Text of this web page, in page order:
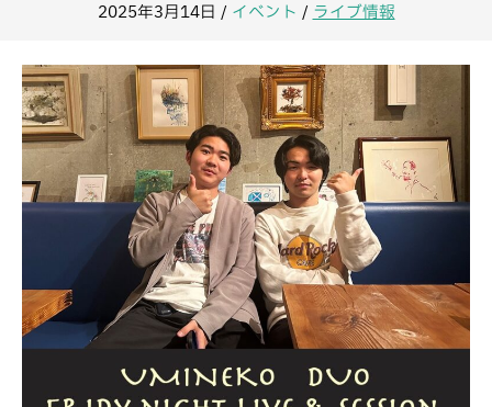
2025年3月14日 / イベント /ライブ情報